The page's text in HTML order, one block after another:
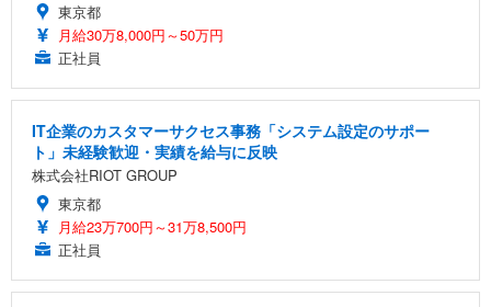
東京都
月給30万8,000円～50万円
正社員
IT企業のカスタマーサクセス事務「システム設定のサポー
ト」未経験歓迎・実績を給与に反映
株式会社RIOT GROUP
東京都
月給23万700円～31万8,500円
正社員